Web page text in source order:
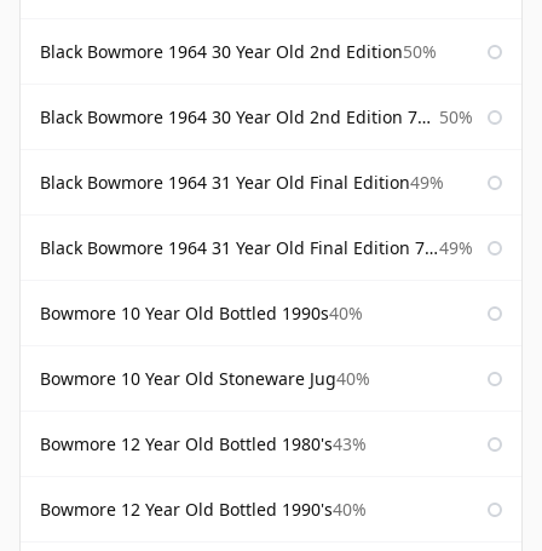
Black Bowmore 1964 30 Year Old 2nd Edition50%
Black Bowmore 1964 30 Year Old 2nd Edition 75cl 50%
Black Bowmore 1964 31 Year Old Final Edition49%
Black Bowmore 1964 31 Year Old Final Edition 75cl 49%
Bowmore 10 Year Old Bottled 1990s40%
Bowmore 10 Year Old Stoneware Jug40%
Bowmore 12 Year Old Bottled 1980's43%
Bowmore 12 Year Old Bottled 1990's40%